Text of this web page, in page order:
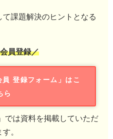
課題解決のヒントとなる
員登録／
員 登録フォーム」はこ
ら
では資料を掲載していただ
。